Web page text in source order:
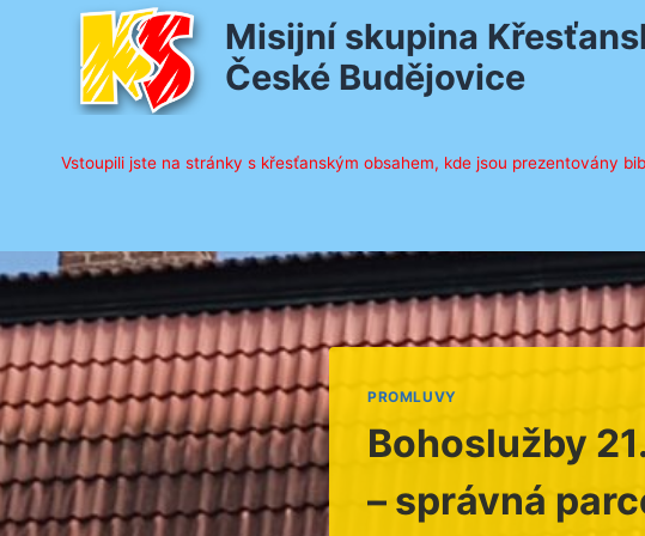
Přeskočit
Misijní skupina
České Budějovice
Vstoupili jste na stránky s křesťanským obsahem, kde jsou prezentovány
PROMLUVY
Bohoslužby
– správná